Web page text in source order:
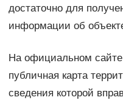
достаточно для
информации об
На официальном
публичная карта
сведения которой